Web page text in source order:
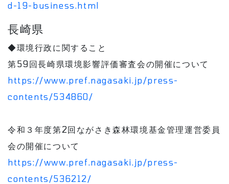
d-19-business.html
長崎県
◆環境行政に関すること
第59回長崎県環境影響評価審査会の開催について
https://www.pref.nagasaki.jp/press-
contents/534860/
令和３年度第2回ながさき森林環境基金管理運営委員
会の開催について
https://www.pref.nagasaki.jp/press-
contents/536212/